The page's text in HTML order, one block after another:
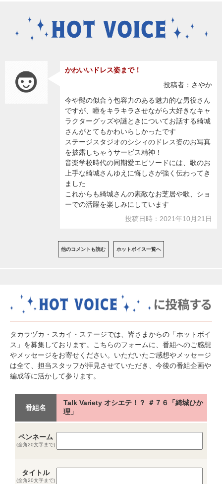
かわいいドレス姿まで！
投稿者：さやか
今や髭の似合う包容力のある魅力的な男役さん
ですが、瞳をキラキラさせながら大好きなキャ
ラクターグッズや謎ときについてお話する綺城
さんがとてもかわいらしかったです
ステージスタジオのシシィのドレス姿のお写真
を披露しちゃうサービス精神！
音楽学校時代の同期愛エピソードには、歌のお
上手な綺城さんゆえに悔しさが強く伝わってき
ました
これからも綺城さんの素敵なお芝居や歌、ショ
ーでの活躍を楽しみにしています
投稿日時：2021年10月21日
他のコメントも読む ホットボイス一覧へ
タカラヅカ・スカイ・ステージでは、皆さまからの「ホットボイ
ス」を募集しております。こちらのフォームに、番組へのご感想
やメッセージをお寄せください。いただいたご感想やメッセージ
は全て、担当スタッフが拝見させていただき、今後の番組企画や
編成等に活かして参ります。
番組名
Talk Variety オシエテ！？ ＃７６「綺城ひか
理」
ペンネーム
(全角20文字まで)
タイトル
(全角20文字まで)